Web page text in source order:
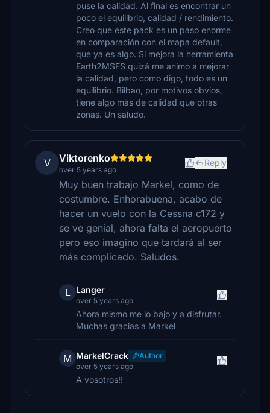
puse la calidad. Al final es encontrar un
poco el equilibrio, calidad / rendimiento.
Creo que este pack es un paso enorme
en comparación con el mapa default,
que ya es algo. Si mejora la herramienta
Earth2MSFS quizá me animo a mejorar
la calidad, pero como digo, todo es un
equilibrio. Bilbao, por motivos obvios,
tiene algo más de calidad que otras
zonas. Un saludo.
V Viktorenko
over 5 years ago
Reply
Muy buen trabajo Markel, como de
costumbre. Enhorabuena, acabo de
hacer un vuelo con la Cessna c172 y
se ve genial, ahora falta el aeropuerto
pero eso imagino que tardará al ser
más complicado. Saludos.
L Langer
over 5 years ago
Ahora mismo me lo bajo y a disfrutar.
Muchas gracias a Markel
M MarkelCrack
Author
over 5 years ago
A vosotros!!